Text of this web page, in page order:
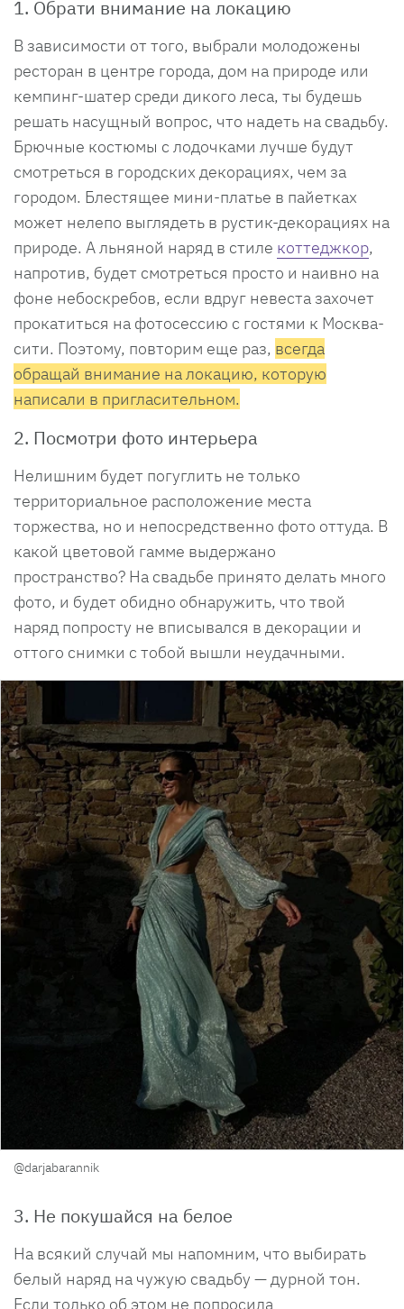
1. Обрати внимание на локацию
В зависимости от того, выбрали молодожены
ресторан в центре города, дом на природе или
кемпинг-шатер среди дикого леса, ты будешь
решать насущный вопрос, что надеть на свадьбу.
Брючные костюмы с лодочками лучше будут
смотреться в городских декорациях, чем за
городом. Блестящее мини-платье в пайетках
может нелепо выглядеть в рустик-декорациях на
природе. А льняной наряд в стиле коттеджкор,
напротив, будет смотреться просто и наивно на
фоне небоскребов, если вдруг невеста захочет
прокатиться на фотосессию с гостями к Москва-
сити. Поэтому, повторим еще раз, всегда
обращай внимание на локацию, которую
написали в пригласительном.
2. Посмотри фото интерьера
Нелишним будет погуглить не только
территориальное расположение места
торжества, но и непосредственно фото оттуда. В
какой цветовой гамме выдержано
пространство? На свадьбе принято делать много
фото, и будет обидно обнаружить, что твой
наряд попросту не вписывался в декорации и
оттого снимки с тобой вышли неудачными.
@darjabarannik
3. Не покушайся на белое
На всякий случай мы напомним, что выбирать
белый наряд на чужую свадьбу — дурной тон.
Если только об этом не попросила